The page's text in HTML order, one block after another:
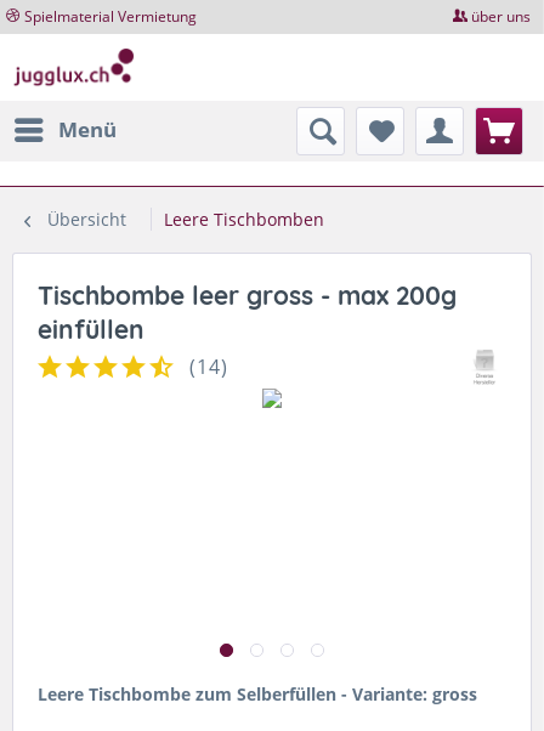
Spielmaterial Vermietung über uns
Menü
Übersicht Leere Tischbomben
Tischbombe leer gross - max 200g
einfüllen
(14)
Leere Tischbombe zum Selberfüllen - Variante: gross